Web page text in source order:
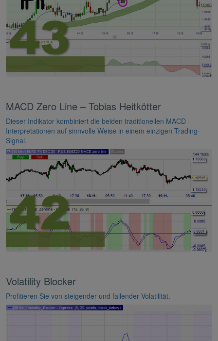
MACD Zero Line – Tobias Heitkötter
Dieser Indikator kombiniert die beiden traditionellen MACD
Interpretationen auf sinnvolle Weise in einem einzigen Trading-
Signal.
Volatility Blocker
Profitieren Sie von steigender und fallender Volatilität.